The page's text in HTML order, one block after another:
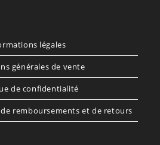
légales
générales de vente
de confidentialité
remboursements et de retours